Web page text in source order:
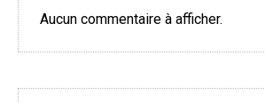
Aucun commentaire à afficher.